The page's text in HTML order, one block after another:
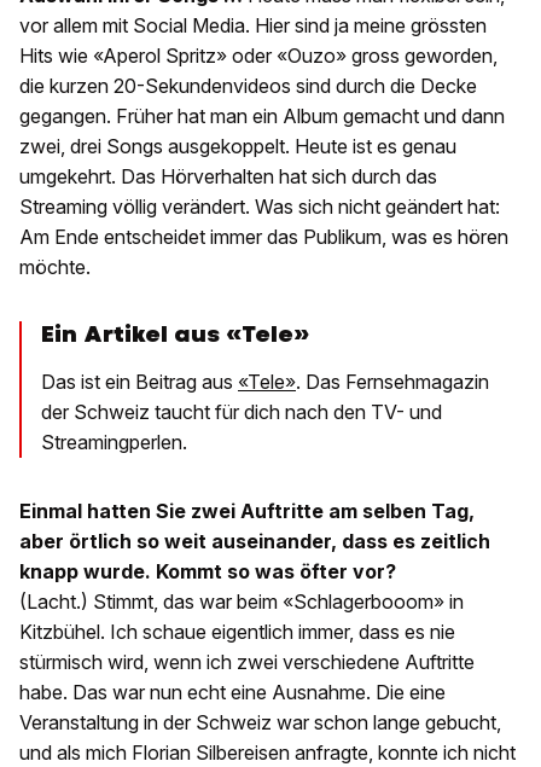
vor allem mit Social Media. Hier sind ja meine grössten
Hits wie «Aperol Spritz» oder «Ouzo» gross geworden,
die kurzen 20-Sekundenvideos sind durch die Decke
gegangen. Früher hat man ein Album gemacht und dann
zwei, drei Songs ausgekoppelt. Heute ist es genau
umgekehrt. Das Hörverhalten hat sich durch das
Streaming völlig verändert. Was sich nicht geändert hat:
Am Ende entscheidet immer das Publikum, was es hören
möchte.
Ein Artikel aus «Tele»
Das ist ein Beitrag aus «Tele». Das Fernsehmagazin
der Schweiz taucht für dich nach den TV- und
Streamingperlen.
Einmal hatten Sie zwei Auftritte am selben Tag,
aber örtlich so weit auseinander, dass es zeitlich
knapp wurde. Kommt so was öfter vor?
(Lacht.) Stimmt, das war beim «Schlagerbooom» in
Kitzbühel. Ich schaue eigentlich immer, dass es nie
stürmisch wird, wenn ich zwei verschiedene Auftritte
habe. Das war nun echt eine Ausnahme. Die eine
Veranstaltung in der Schweiz war schon lange gebucht,
und als mich Florian Silbereisen anfragte, konnte ich nicht